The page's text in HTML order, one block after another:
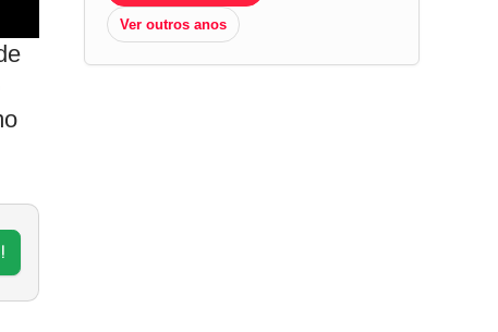
Ver outros anos